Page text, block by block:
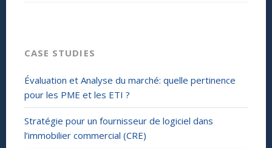
CASE STUDIES
Évaluation et Analyse du marché: quelle pertinence
pour les PME et les ETI ?
Stratégie pour un fournisseur de logiciel dans
l’immobilier commercial (CRE)